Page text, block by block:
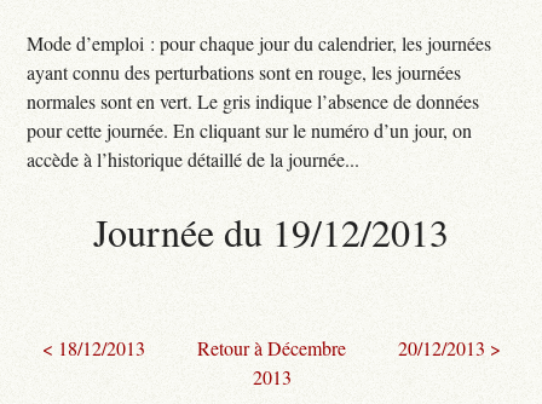
Mode d’emploi : pour chaque jour du calendrier, les journées
ayant connu des perturbations sont en rouge, les journées
normales sont en vert. Le gris indique l’absence de données
pour cette journée. En cliquant sur le numéro d’un jour, on
accède à l’historique détaillé de la journée...
Journée du 19/12/2013
< 18/12/2013
Retour à Décembre
2013
20/12/2013 >